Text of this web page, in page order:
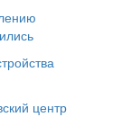
центр